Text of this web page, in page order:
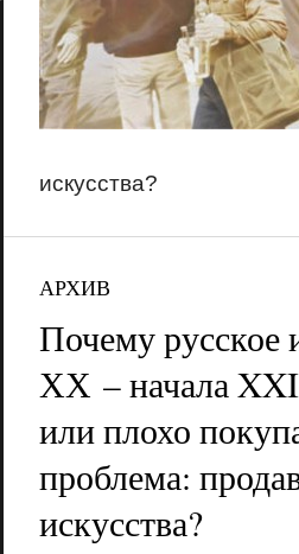
искусства?
АРХИВ
Почему русское
ХХ – начала XXI
или плохо
проблема:
искусства?